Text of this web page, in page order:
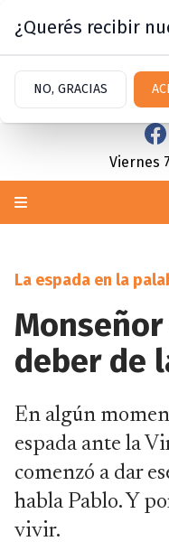
Viernes 7
La espada en la
deber de
En algún
espada ante la
comenzó a dar
habla Pablo. Y
vivir.
¿Querés recibir
NO, GRACIAS